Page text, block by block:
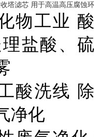
塔滤芯 用于高温高压腐蚀
物工业
盐酸、
酸洗线
净化